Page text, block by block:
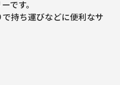
です。
持ち運びなどに便利なサ